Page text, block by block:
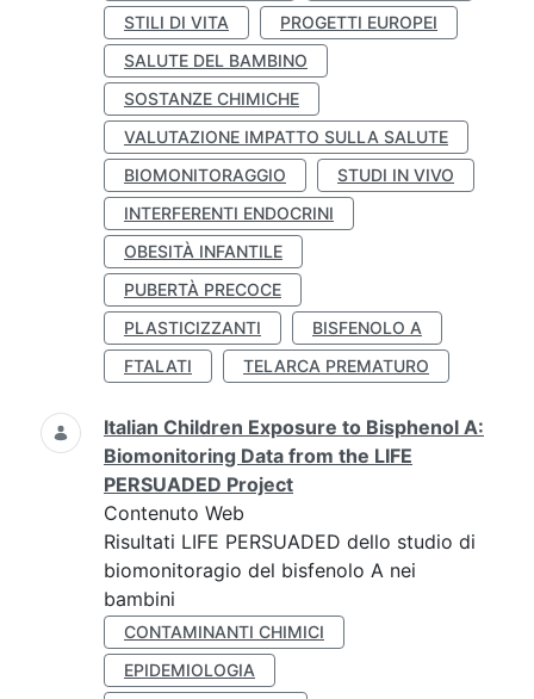
STILI DI VITA
PROGETTI EUROPEI
SALUTE DEL BAMBINO
SOSTANZE CHIMICHE
VALUTAZIONE IMPATTO SULLA SALUTE
BIOMONITORAGGIO
STUDI IN VIVO
INTERFERENTI ENDOCRINI
OBESITÀ INFANTILE
PUBERTÀ PRECOCE
PLASTICIZZANTI
BISFENOLO A
FTALATI
TELARCA PREMATURO
Italian Children Exposure to Bisphenol A:
Biomonitoring Data from the LIFE
PERSUADED Project
Contenuto Web
Risultati LIFE PERSUADED dello studio di
biomonitoragio del bisfenolo A nei
bambini
CONTAMINANTI CHIMICI
EPIDEMIOLOGIA